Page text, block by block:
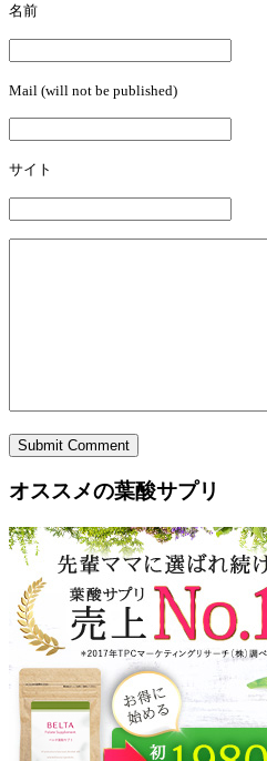
名前
Mail (will not be published)
サイト
Submit Comment
オススメの葉酸サプリ